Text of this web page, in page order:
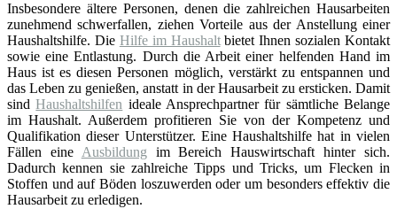
Insbesondere ältere Personen, denen die zahlreichen Hausarbeiten
zunehmend schwerfallen, ziehen Vorteile aus der Anstellung einer
Haushaltshilfe. Die Hilfe im Haushaltbietet Ihnen sozialen Kontakt
sowie eine Entlastung. Durch die Arbeit einer helfenden Hand im
Haus ist es diesen Personen möglich, verstärkt zu entspannen und
das Leben zu genießen, anstatt in der Hausarbeit zu ersticken. Damit
sindHaushaltshilfen ideale Ansprechpartner für sämtliche Belange
im Haushalt. Außerdem profitieren Sie von der Kompetenz und
Qualifikation dieser Unterstützer. Eine Haushaltshilfe hat in vielen
Fällen eine Ausbildung im Bereich Hauswirtschaft hinter sich.
Dadurch kennen sie zahlreiche Tipps und Tricks, um Flecken in
Stoffen und auf Böden loszuwerden oder um besonders effektiv die
Hausarbeit zu erledigen.